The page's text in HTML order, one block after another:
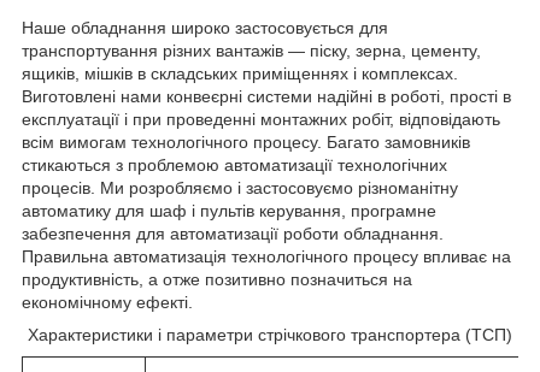
Наше обладнання широко застосовується для
транспортування різних вантажів — піску, зерна, цементу,
ящиків, мішків в складських приміщеннях і комплексах.
Виготовлені нами конвеєрні системи надійні в роботі, прості в
експлуатації і при проведенні монтажних робіт, відповідають
всім вимогам технологічного процесу. Багато замовників
стикаються з проблемою автоматизації технологічних
процесів. Ми розробляємо і застосовуємо різноманітну
автоматику для шаф і пультів керування, програмне
забезпечення для автоматизації роботи обладнання.
Правильна автоматизація технологічного процесу впливає на
продуктивність, а отже позитивно позначиться на
економічному ефекті.
Характеристики і параметри стрічкового транспортера (ТСП)